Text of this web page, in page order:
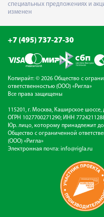
специальных предложениях и
изменен
+7 (495) 737-27-30
Копирайт: © 2026 Общество с
ответственностью (ООО) «Ригла»
Все права защищены
115201, г. Москва, Каширское шоссе,
ОГРН 1027700271290; ИНН
Юр. лицо, которому принадлежит
Общество с ограниченной
(ООО) «Ригла»
Электронная почта: info@rigla.ru